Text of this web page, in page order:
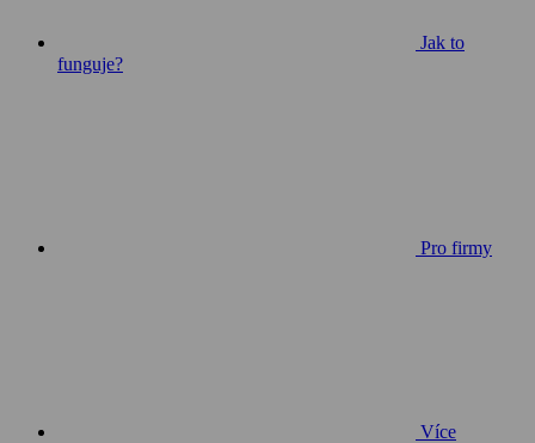
Jak to
funguje?
Pro firmy
Více